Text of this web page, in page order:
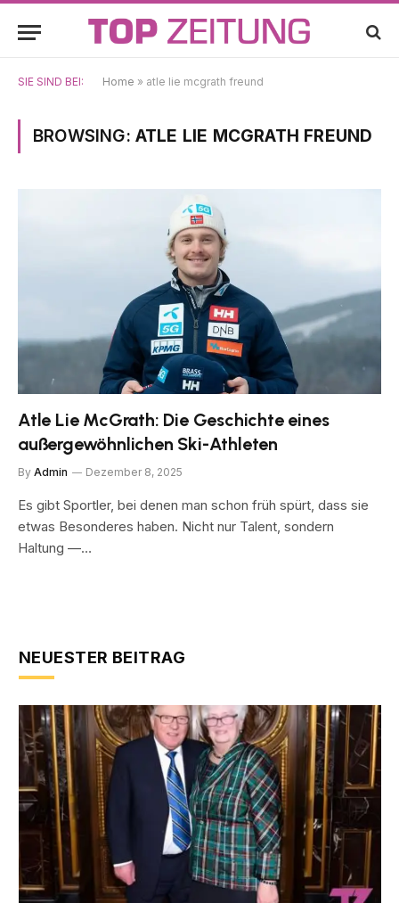
SIE SIND BEI: Home » atle lie mcgrath freund
BROWSING: ATLE LIE MCGRATH FREUND
Atle Lie McGrath: Die Geschichte eines
außergewöhnlichen Ski-Athleten
By Admin Dezember 8, 2025
Es gibt Sportler, bei denen man schon früh spürt, dass sie
etwas Besonderes haben. Nicht nur Talent, sondern
Haltung —…
NEUESTER BEITRAG